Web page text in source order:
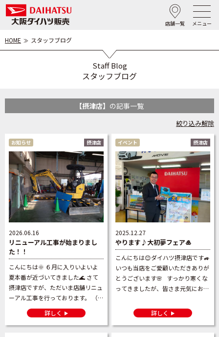
店舗一覧 メニュー
HOME スタッフブログ
Staff Blog
スタッフブログ
【摂津店】 の記事一覧
絞り込み解除
お知らせ 摂津店
2026.06.16
リニューアル工事が始まりまし
た！！
こんにちは🌞 ６月に入りいよいよ
夏本番が近づいてきました🌊 さて
摂津店ですが、ただいま店舗リニュ
ーアル工事を行っております。 （ま
ずは工場から始めてます）
&nbs […]
詳しく
イベント 摂津店
2025.12.27
やります♪大初夢フェア🎍
こんにちは😊ダイハツ摂津店です🚙
いつも当店をご愛顧いただきありが
とうございます🌸 すっかり寒くな
ってきましたが、皆さま元気にお過
ント🎍大初夢フェア🎍を開催いたし
ます & […]
詳しく